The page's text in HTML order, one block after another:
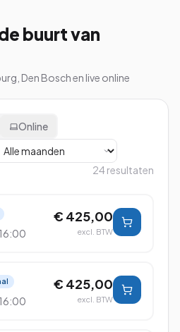
buurt van
Den Bosch en live online
Online
24 resultaten
€ 425,00
excl. BTW
€ 425,00
excl. BTW